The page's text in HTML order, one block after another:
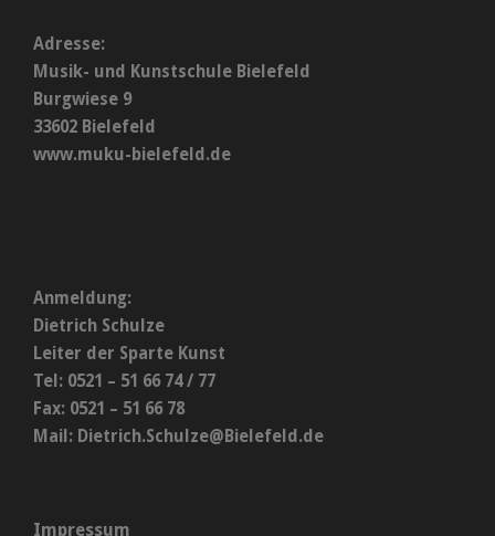
Adresse:
Musik- und Kunstschule Bielefeld
Burgwiese 9
33602 Bielefeld
www.muku-bielefeld.de
Anmeldung:
Dietrich Schulze
Leiter der Sparte Kunst
Tel: 0521 – 51 66 74 / 77
Fax: 0521 – 51 66 78
Mail: Dietrich.Schulze@Bielefeld.de
Impressum